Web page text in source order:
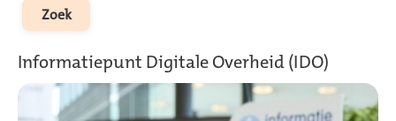
Informatiepunt Digitale Overheid (IDO)